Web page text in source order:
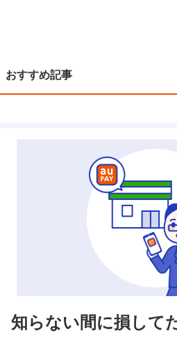
おすすめ記事
知らない間に損して